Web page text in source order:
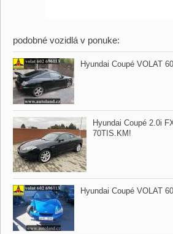
podobné vozidlá v ponuke:
Hyundai Coupé VOLAT
Hyundai Coupé 2.0i
70TIS.KM!
Hyundai Coupé VOLAT